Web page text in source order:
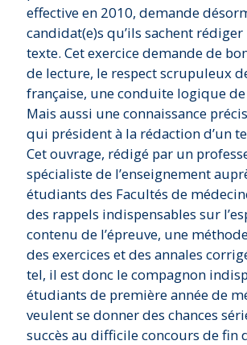
effective en 2010, demande
candidat(e)s qu’ils sachent
texte. Cet exercice demande de
de lecture, le respect scrupuleux
française, une conduite logique de
Mais aussi une connaissance
qui président à la rédaction d’un
Cet ouvrage, rédigé par un
spécialiste de l’enseignement
étudiants des Facultés de
des rappels indispensables sur
contenu de l’épreuve, une
des exercices et des annales
tel, il est donc le compagnon
étudiants de première année de
veulent se donner des chances
succès au difficile concours de fin